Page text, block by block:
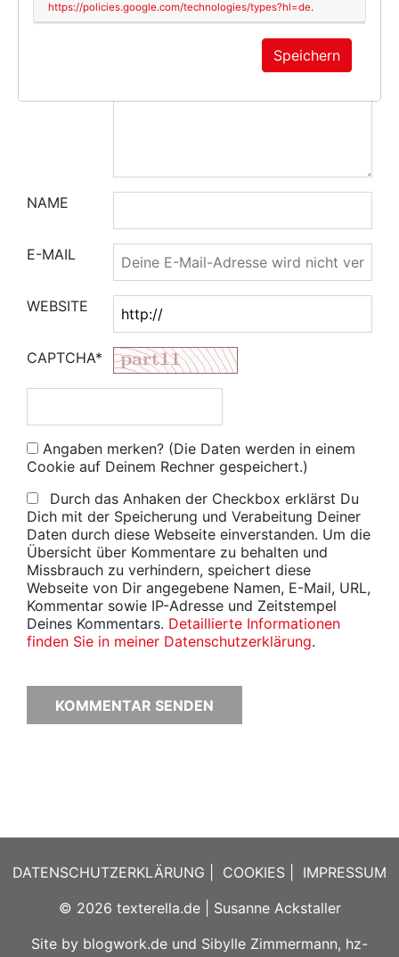
NAME
E-MAIL
WEBSITE
CAPTCHA*
Angaben merken? (Die Daten werden in einem
Cookie auf Deinem Rechner gespeichert.)
Durch das Anhaken der Checkbox erklärst Du
Dich mit der Speicherung und Verabeitung Deiner
Daten durch diese Webseite einverstanden. Um die
Übersicht über Kommentare zu behalten und
Missbrauch zu verhindern, speichert diese
Webseite von Dir angegebene Namen, E-Mail, URL,
Kommentar sowie IP-Adresse und Zeitstempel
Deines Kommentars. Detaillierte Informationen
finden Sie in meiner Datenschutzerklärung.
DATENSCHUTZERKLÄRUNG COOKIES
IMPRESSUM
© 2026 texterella.de| Susanne Ackstaller
Site by blogwork.de und Sibylle Zimmermann, hz-
https://policies.google.com/technologies/types?hl=de.
Speichern